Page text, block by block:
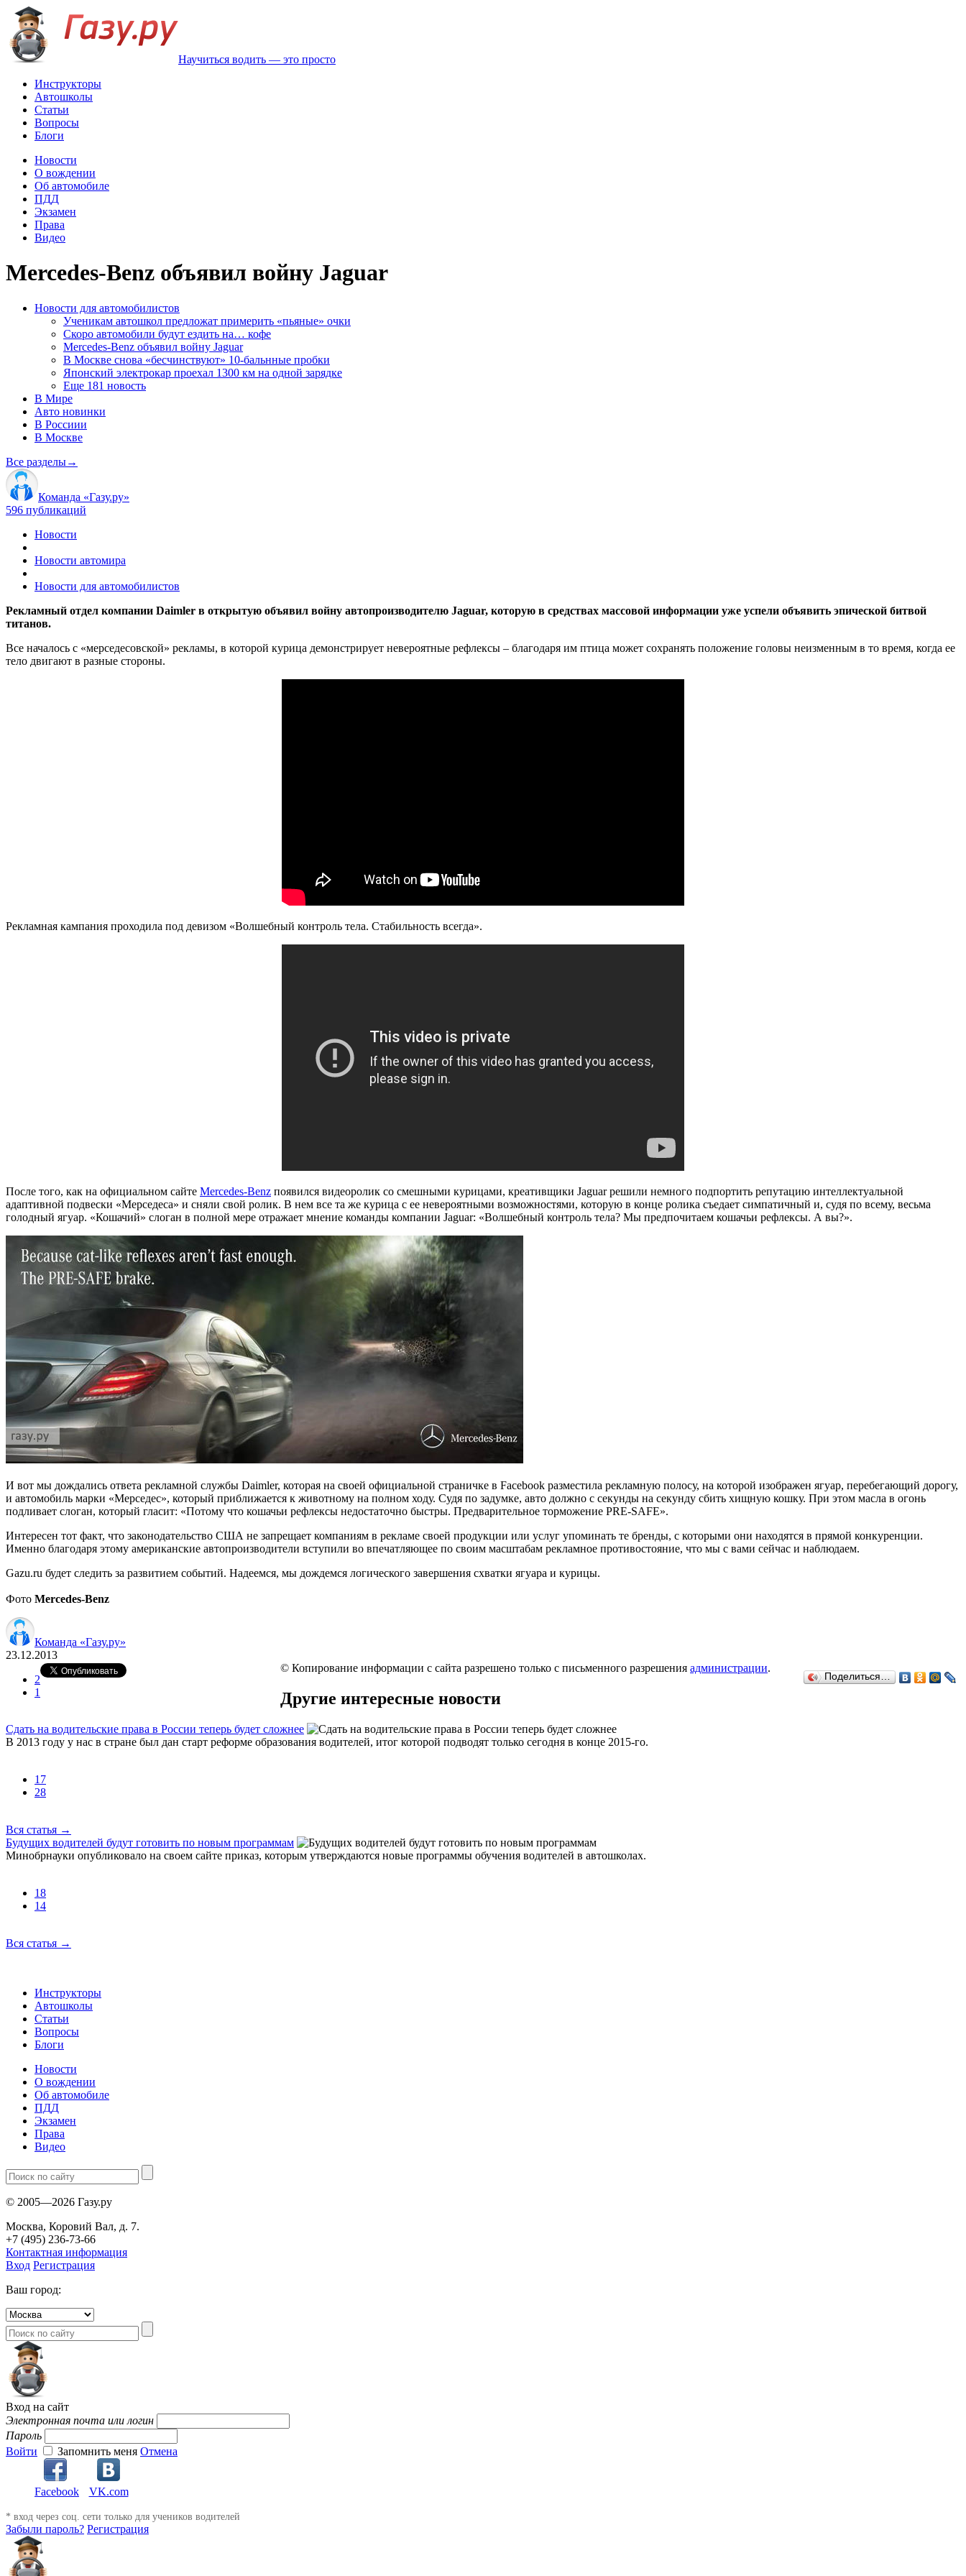
Научиться водить — это просто
Инструкторы
Автошколы
Статьи
Вопросы
Блоги
Новости
О вождении
Об автомобиле
ПДД
Экзамен
Права
Видео
Mercedes-Benz объявил войну Jaguar
Новости для автомобилистов
Ученикам автошкол предложат примерить «пьяные» очки
Скоро автомобили будут ездить на… кофе
Mercedes-Benz объявил войну Jaguar
В Москве снова «бесчинствуют» 10-бальнные пробки
Японский электрокар проехал 1300 км на одной зарядке
Еще 181 новость
В Мире
Авто новинки
В Россиии
В Москве
Все разделы→
Команда «Газу.ру»
596 публикаций
Новости
Новости автомира
Новости для автомобилистов
Рекламный отдел компании Daimler в открытую объявил войну автопроизводителю Jaguar, которую в средствах массовой информации уже успели объявить эпической битвой
титанов.
Все началось с «мерседесовской» рекламы, в которой курица демонстрирует невероятные рефлексы – благодаря им птица может сохранять положение головы неизменным в то время, когда ее
тело двигают в разные стороны.
Рекламная кампания проходила под девизом «Волшебный контроль тела. Стабильность всегда».
После того, как на официальном сайте Mercedes-Benz появился видеоролик со смешными курицами, креативщики Jaguar решили немного подпортить репутацию интеллектуальной
адаптивной подвески «Мерседеса» и сняли свой ролик. В нем все та же курица с ее невероятными возможностями, которую в конце ролика съедает симпатичный и, судя по всему, весьма
голодный ягуар. «Кошачий» слоган в полной мере отражает мнение команды компании Jaguar: «Волшебный контроль тела? Мы предпочитаем кошачьи рефлексы. А вы?».
И вот мы дождались ответа рекламной службы Daimler, которая на своей официальной страничке в Facebook разместила рекламную полосу, на которой изображен ягуар, перебегающий дорогу,
и автомобиль марки «Мерседес», который приближается к животному на полном ходу. Судя по задумке, авто должно с секунды на секунду сбить хищную кошку. При этом масла в огонь
подливает слоган, который гласит: «Потому что кошачьи рефлексы недостаточно быстры. Предварительное торможение PRE-SAFE».
Интересен тот факт, что законодательство США не запрещает компаниям в рекламе своей продукции или услуг упоминать те бренды, с которыми они находятся в прямой конкуренции.
Именно благодаря этому американские автопроизводители вступили во впечатляющее по своим масштабам рекламное противостояние, что мы с вами сейчас и наблюдаем.
Gazu.ru будет следить за развитием событий. Надеемся, мы дождемся логического завершения схватки ягуара и курицы.
Фото Mercedes-Benz
Команда «Газу.ру»
23.12.2013
2
1
Поделиться…
© Копирование информации с сайта разрешено только с письменного разрешения администрации.
Другие интересные новости
Сдать на водительские права в России теперь будет сложнее
В 2013 году у нас в стране был дан старт реформе образования водителей, итог которой подводят только сегодня в конце 2015-го.
17
28
Вся статья →
Будущих водителей будут готовить по новым программам
Минобрнауки опубликовало на своем сайте приказ, которым утверждаются новые программы обучения водителей в автошколах.
18
14
Вся статья →
Инструкторы
Автошколы
Статьи
Вопросы
Блоги
Новости
О вождении
Об автомобиле
ПДД
Экзамен
Права
Видео
© 2005—2026 Газу.ру
Москва, Коровий Вал, д. 7.
+7 (495) 236-73-66
Контактная информация
Вход Регистрация
Ваш город:
Вход на сайт
Электронная почта или логин
Пароль
Войти
Запомнить меня Отмена
Facebook VK.com
* вход через соц. сети только для учеников водителей
Забыли пароль? Регистрация